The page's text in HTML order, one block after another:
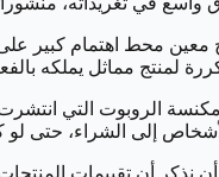
معين محط اهتمام كبير على
لمنتج مماثل يملكه
مكنسة الروبوت التي
إلى الشراء، حتى لو
نذكر أن تقييمات